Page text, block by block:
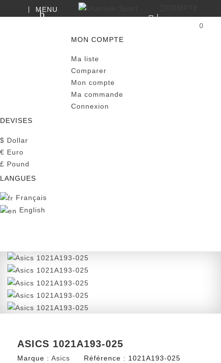
MENU
0
MON COMPTE
Ma liste
Comparer
Mon compte
Ma commande
Connexion
DEVISES
$ Dollar
€ Euro
£ Pound
LANGUES
Français
English
ASICS 1021A193-025
Marque : Asics Référence : 1021A193-025